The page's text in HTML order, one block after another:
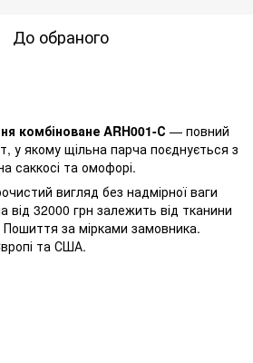
До обраного
комбіноване ARH001-С — повний
у якому щільна парча поєднується з
саккосі та омофорі.
вигляд без надмірної ваги
від 32000 грн залежить від тканини
за мірками замовника.
та США.